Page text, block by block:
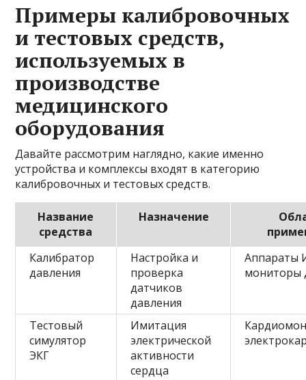
Примеры калибровочных
и тестовых средств,
используемых в
производстве
медицинского
оборудования
Давайте рассмотрим наглядно, какие именно
устройства и комплексы входят в категорию
калибровочных и тестовых средств.
Название
средства
Назначение
Калибратор
давления
Настройка и
проверка
датчиков
давления
Аппараты
мониторы
Тестовый
симулятор
ЭКГ
Имитация
электрической
активности
сердца